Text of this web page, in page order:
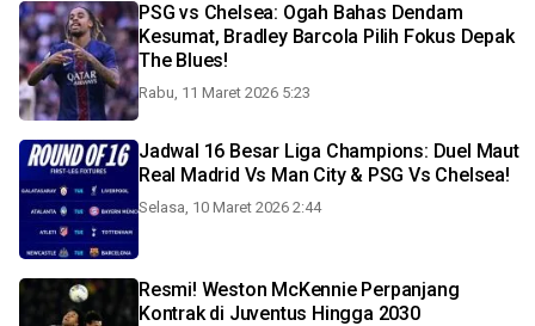
PSG vs Chelsea: Ogah Bahas Dendam
Kesumat, Bradley Barcola Pilih Fokus Depak
The Blues!
Rabu, 11 Maret 2026 5:23
Jadwal 16 Besar Liga Champions: Duel Maut
Real Madrid Vs Man City & PSG Vs Chelsea!
Selasa, 10 Maret 2026 2:44
Resmi! Weston McKennie Perpanjang
Kontrak di Juventus Hingga 2030